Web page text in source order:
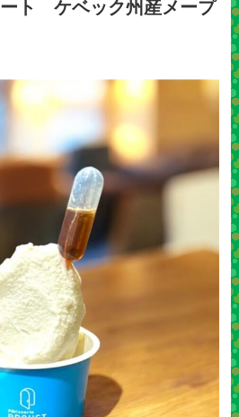
ト ケベック州産メープ